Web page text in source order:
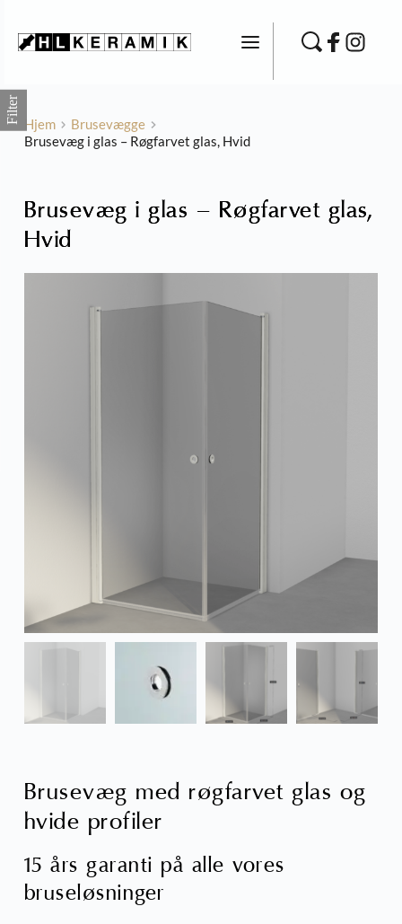
indhold
Hjem
Brusevægge
Brusevæg i glas – Røgfarvet glas, Hvid
Brusevæg i glas – Røgfarvet glas,
Hvid
Brusevæg med røgfarvet glas og
hvide profiler
15 års garanti på alle vores
bruseløsninger
Filter
TILFØJ